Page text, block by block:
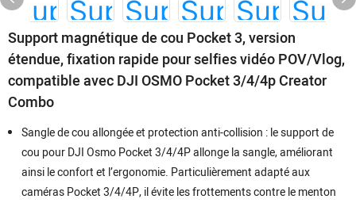
Support magnétique de cou Pocket 3, version
étendue, fixation rapide pour selfies vidéo POV/Vlog,
compatible avec DJI OSMO Pocket 3/4/4p Creator
Combo
Sangle de cou allongée et protection anti-collision : le support de
cou pour DJI Osmo Pocket 3/4/4P allonge la sangle, améliorant
ainsi le confort et l’ergonomie. Particulièrement adapté aux
caméras Pocket 3/4/4P, il évite les frottements contre le menton